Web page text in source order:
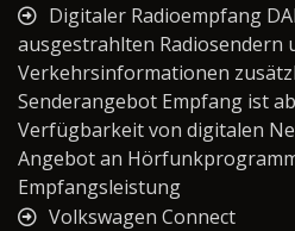
Digitaler Radioempfang
ausgestrahlten Radiosendern
Verkehrsinformationen
Senderangebot Empfang ist
Verfügbarkeit von digitalen
Angebot an
Empfangsleistung
Volkswagen Connect